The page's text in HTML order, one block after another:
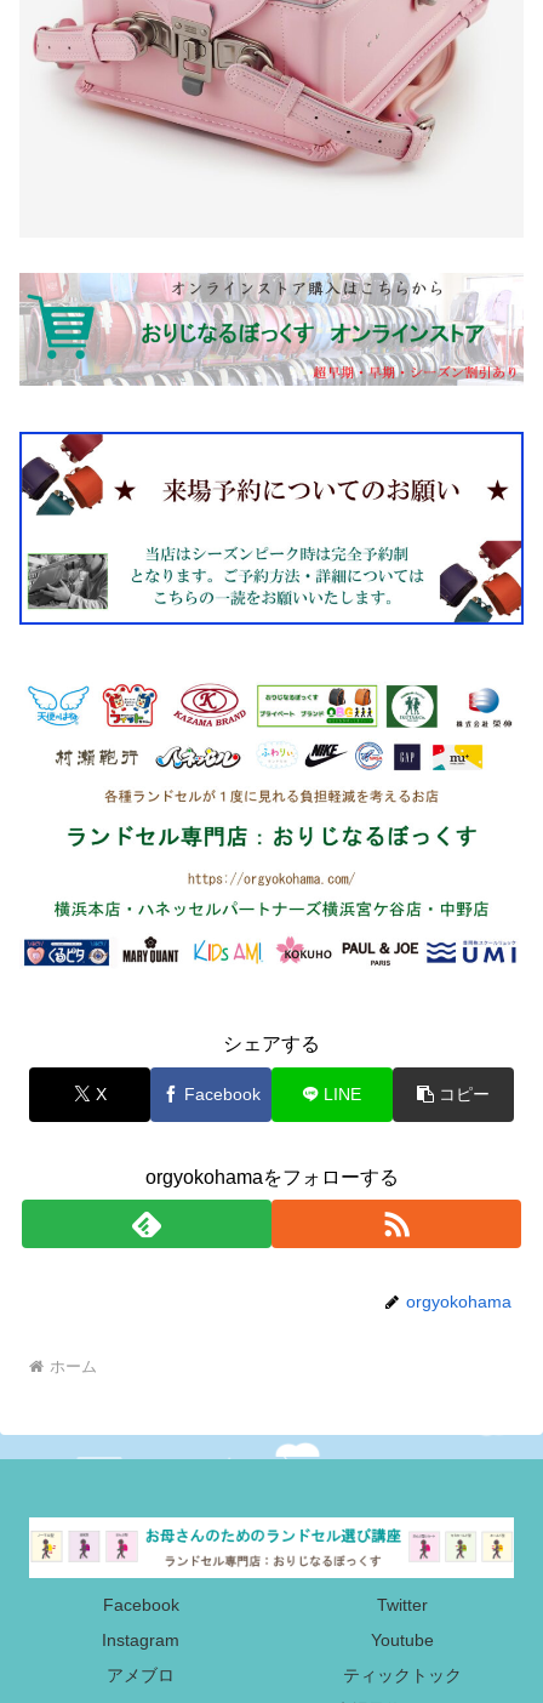
シェアする
X Facebook LINE コピー
orgyokohamaをフォローする
orgyokohama
ホーム
Facebook
Twitter
Instagram
Youtube
アメブロ
ティックトック